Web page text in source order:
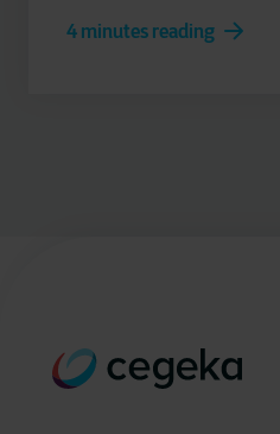
4 minutes reading